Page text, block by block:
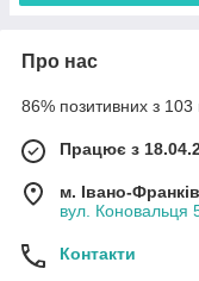
Про нас
86% позитивних з 103
Працює з
м. Івано-
вул. Коновальця
Контакти